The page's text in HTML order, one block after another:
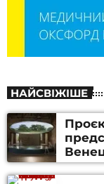
НАЙСВІЖІШЕ